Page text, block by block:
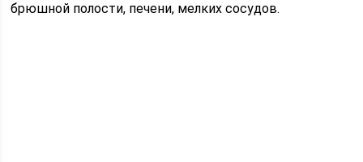
брюшной полости, печени, мелких сосудов.